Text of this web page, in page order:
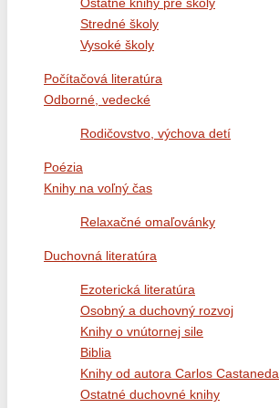
Stredné školy
Vysoké školy
Počítačová literatúra
Odborné, vedecké
Rodičovstvo, výchova detí
Poézia
Knihy na voľný čas
Relaxačné omaľovánky
Duchovná literatúra
Ezoterická literatúra
Osobný a duchovný rozvoj
Knihy o vnútornej sile
Biblia
Knihy od autora Carlos Castaneda
Ostatné duchovné knihy